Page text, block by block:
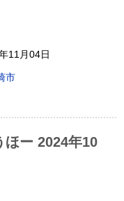
11月04日
市
ほー 2024年10